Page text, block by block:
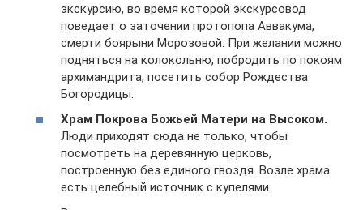
экскурсию, во время которой экскурсовод
поведает о заточении протопопа Аввакума,
смерти боярыни Морозовой. При желании можно
подняться на колокольню, побродить по покоям
архимандрита, посетить собор Рождества
Богородицы.
Храм Покрова Божьей Матери на Высоком.
Люди приходят сюда не только, чтобы
посмотреть на деревянную церковь,
построенную без единого гвоздя. Возле храма
есть целебный источник с купелями.